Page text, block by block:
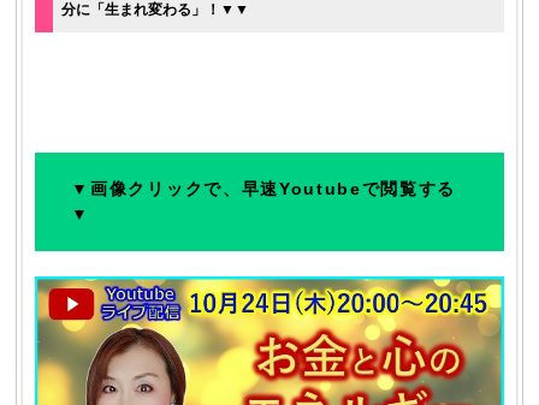
分に「生まれ変わる」！▼▼
▼画像クリックで、早速Youtubeで閲覧する
▼